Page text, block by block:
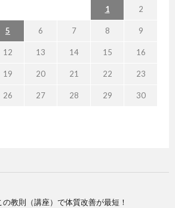
1 2
5 6 7 8 9
12 13 14 15 16
19 20 21 22 23
26 27 28 29 30
教則（講座）で体質改善が最短！